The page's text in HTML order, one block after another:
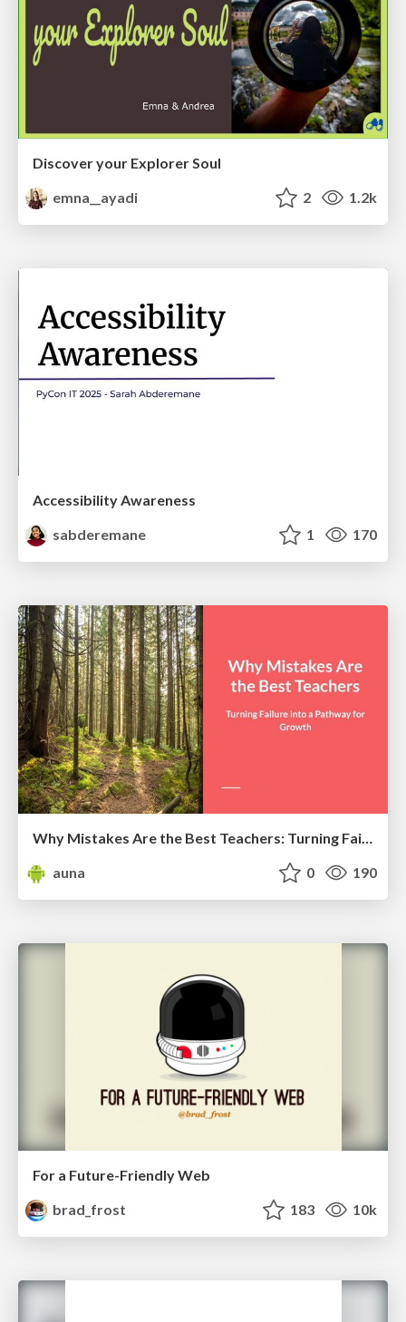
Discover your Explorer Soul
emna__ayadi
2 1.2k
Accessibility Awareness
sabderemane
1 170
auna
0 190
For a Future-Friendly Web
brad_frost
183 10k